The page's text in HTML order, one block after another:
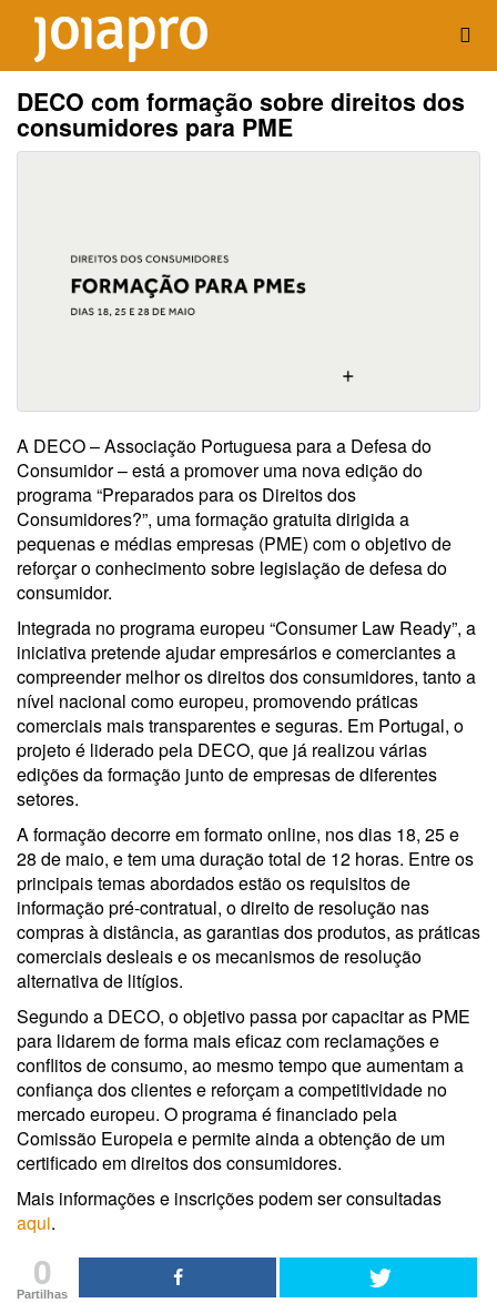
DECO com formação sobre direitos dos
consumidores para PME
A DECO – Associação Portuguesa para a Defesa do
Consumidor – está a promover uma nova edição do
programa “Preparados para os Direitos dos
Consumidores?”, uma formação gratuita dirigida a
pequenas e médias empresas (PME) com o objetivo de
reforçar o conhecimento sobre legislação de defesa do
consumidor.
Integrada no programa europeu “Consumer Law Ready”, a
iniciativa pretende ajudar empresários e comerciantes a
compreender melhor os direitos dos consumidores, tanto a
nível nacional como europeu, promovendo práticas
comerciais mais transparentes e seguras. Em Portugal, o
projeto é liderado pela DECO, que já realizou várias
edições da formação junto de empresas de diferentes
setores.
A formação decorre em formato online, nos dias 18, 25 e
28 de maio, e tem uma duração total de 12 horas. Entre os
principais temas abordados estão os requisitos de
informação pré-contratual, o direito de resolução nas
compras à distância, as garantias dos produtos, as práticas
comerciais desleais e os mecanismos de resolução
alternativa de litígios.
Segundo a DECO, o objetivo passa por capacitar as PME
para lidarem de forma mais eficaz com reclamações e
conflitos de consumo, ao mesmo tempo que aumentam a
confiança dos clientes e reforçam a competitividade no
mercado europeu. O programa é financiado pela
Comissão Europeia e permite ainda a obtenção de um
certificado em direitos dos consumidores.
Mais informações e inscrições podem ser consultadas
aqui.
0
Partilhas